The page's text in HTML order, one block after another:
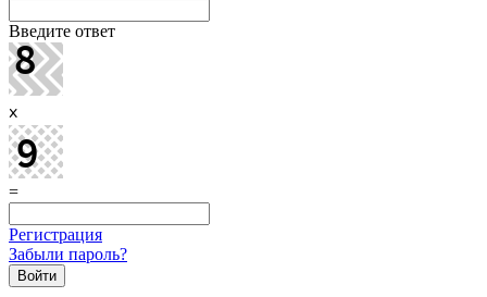
Введите ответ
x
=
Регистрация
Забыли пароль?